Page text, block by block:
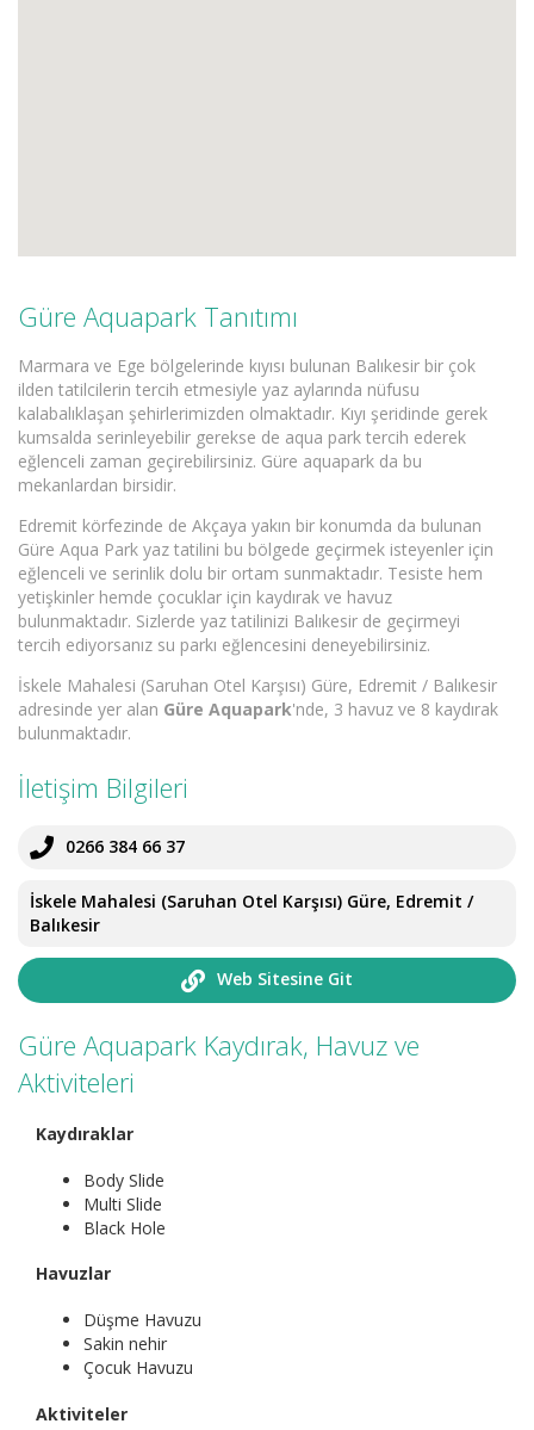
Güre Aquapark Tanıtımı
Marmara ve Ege bölgelerinde kıyısı bulunan Balıkesir bir çok
ilden tatilcilerin tercih etmesiyle yaz aylarında nüfusu
kalabalıklaşan şehirlerimizden olmaktadır. Kıyı şeridinde gerek
kumsalda serinleyebilir gerekse de aqua park tercih ederek
eğlenceli zaman geçirebilirsiniz. Güre aquapark da bu
mekanlardan birsidir.
Edremit körfezinde de Akçaya yakın bir konumda da bulunan
Güre Aqua Park yaz tatilini bu bölgede geçirmek isteyenler için
eğlenceli ve serinlik dolu bir ortam sunmaktadır. Tesiste hem
yetişkinler hemde çocuklar için kaydırak ve havuz
bulunmaktadır. Sizlerde yaz tatilinizi Balıkesir de geçirmeyi
tercih ediyorsanız su parkı eğlencesini deneyebilirsiniz.
İskele Mahalesi (Saruhan Otel Karşısı) Güre, Edremit / Balıkesir
adresinde yer alan Güre Aquapark'nde, 3 havuz ve 8 kaydırak
bulunmaktadır.
İletişim Bilgileri
0266 384 66 37
İskele Mahalesi (Saruhan Otel Karşısı) Güre, Edremit /
Balıkesir
Web Sitesine Git
Güre Aquapark Kaydırak, Havuz ve
Aktiviteleri
Kaydıraklar
Body Slide
Multi Slide
Black Hole
Havuzlar
Düşme Havuzu
Sakin nehir
Çocuk Havuzu
Aktiviteler